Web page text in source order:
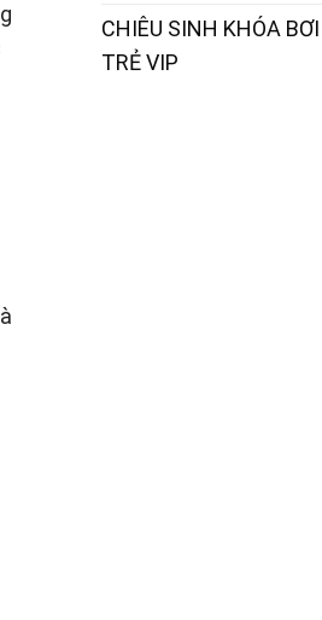
CHIÊU SINH KHÓA BƠI
TRẺ VIP